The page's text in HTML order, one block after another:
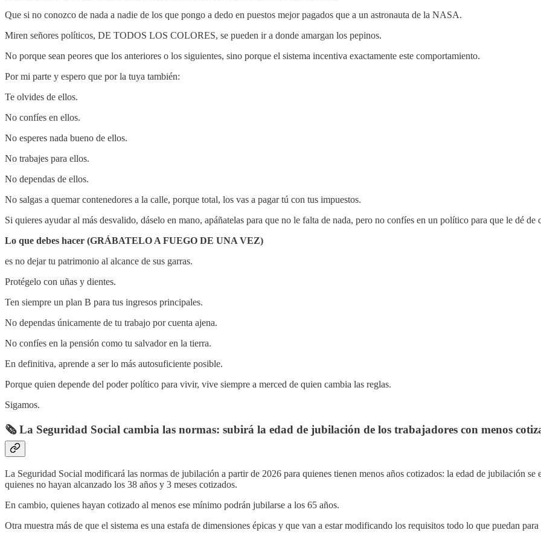
Que si no conozco de nada a nadie de los que pongo a dedo en puestos mejor pagados que a un astronauta de la NASA.
Miren señores políticos, DE TODOS LOS COLORES, se pueden ir a donde amargan los pepinos.
No porque sean peores que los anteriores o los siguientes, sino porque el sistema incentiva exactamente este comportamiento.
Por mi parte y espero que por la tuya también:
Te olvides de ellos.
No confíes en ellos.
No esperes nada bueno de ellos.
No trabajes para ellos.
No dependas de ellos.
No salgas a quemar contenedores a la calle, porque total, los vas a pagar tú con tus impuestos.
Si quieres ayudar al más desvalido, dáselo en mano, apáñatelas para que no le falta de nada, pero no confíes en un político para que le dé de
Lo que debes hacer (GRÁBATELO A FUEGO DE UNA VEZ)
es no dejar tu patrimonio al alcance de sus garras.
Protégelo con uñas y dientes.
Ten siempre un plan B para tus ingresos principales.
No dependas únicamente de tu trabajo por cuenta ajena.
No confíes en la pensión como tu salvador en la tierra.
En definitiva, aprende a ser lo más autosuficiente posible.
Porque quien depende del poder político para vivir, vive siempre a merced de quien cambia las reglas.
Sigamos.
🗞️ La Seguridad Social cambia las normas: subirá la edad de jubilación de los trabajadores con menos
La Seguridad Social modificará las normas de jubilación a partir de 2026 para quienes tienen menos años cotizados: la edad de jubilación se
quienes no hayan alcanzado los 38 años y 3 meses cotizados.
En cambio, quienes hayan cotizado al menos ese mínimo podrán jubilarse a los 65 años.
Otra muestra más de que el sistema es una estafa de dimensiones épicas y que van a estar modificando los requisitos todo lo que puedan